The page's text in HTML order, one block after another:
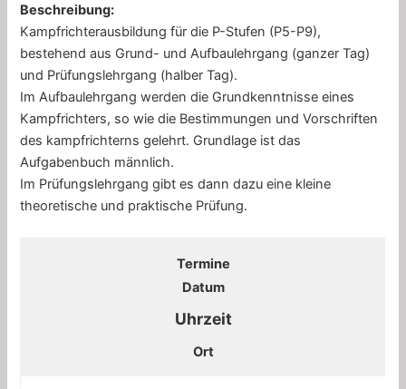
Beschreibung:
Kampfrichterausbildung für die P-Stufen (P5-P9),
bestehend aus Grund- und Aufbaulehrgang (ganzer Tag)
und Prüfungslehrgang (halber Tag).
Im Aufbaulehrgang werden die Grundkenntnisse eines
Kampfrichters, so wie die Bestimmungen und Vorschriften
des kampfrichterns gelehrt. Grundlage ist das
Aufgabenbuch männlich.
Im Prüfungslehrgang gibt es dann dazu eine kleine
theoretische und praktische Prüfung.
Termine
Datum
Uhrzeit
Ort